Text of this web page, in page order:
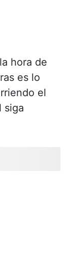
hora de
es lo
el
siga